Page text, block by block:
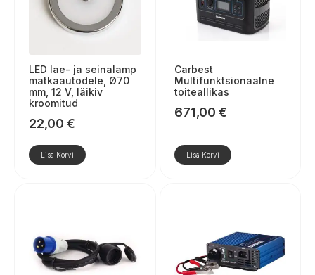
LED lae- ja seinalamp
matkaautodele, Ø70
mm, 12 V, läikiv
kroomitud
22,00 €
Lisa Korvi
Carbest
Multifunktsionaalne
toiteallikas
671,00 €
Lisa Korvi